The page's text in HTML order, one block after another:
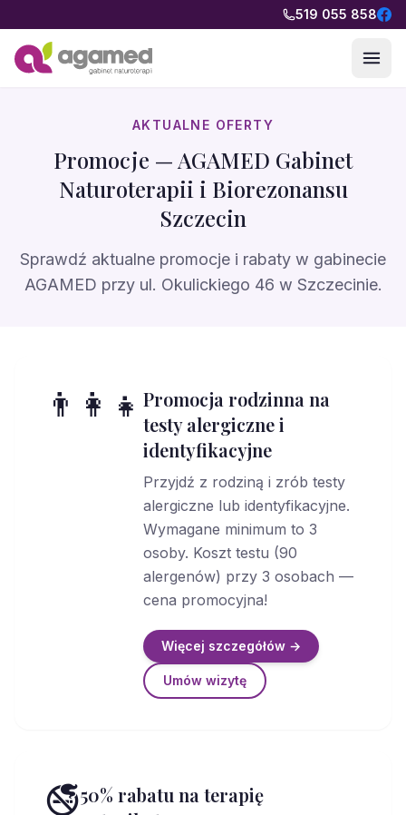
519 055 858
AKTUALNE OFERTY
Promocje — AGAMED Gabinet
Naturoterapii i Biorezonansu
Szczecin
Sprawdź aktualne promocje i rabaty w gabinecie
AGAMED przy ul. Okulickiego 46 w Szczecinie.
👨‍👩‍👧 Promocja rodzinna na
testy alergiczne i
identyfikacyjne
Przyjdź z rodziną i zrób testy
alergiczne lub identyfikacyjne.
Wymagane minimum to 3
osoby. Koszt testu (90
alergenów) przy 3 osobach —
cena promocyjna!
Więcej szczegółów →
Umów wizytę
🚭50% rabatu na terapię